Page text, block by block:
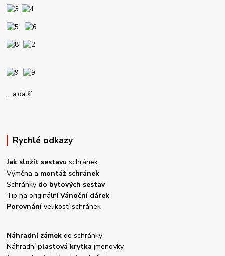
... a další
Rychlé odkazy
Jak složit sestavu schránek
Výměna a montáž schránek
Schránky do bytových sestav
Tip na originálníVánoční dárek
Porovnánívelikostí schránek
Náhradní zámek do schránky
Náhradní plastová krytka jmenovky